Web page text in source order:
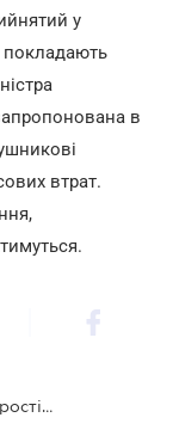
у
покладають
в
втрат.
Покупцям на електронних торгах буде простіше отримувати потрібну інформацію про лоти